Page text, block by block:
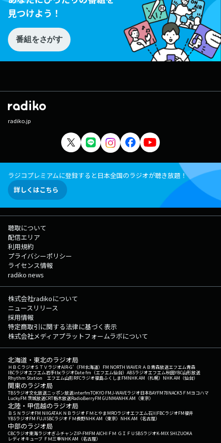
見つけよう！
番組をさがす
radiko.jp
ラジコプレミアムに登録すると日本全国のラジオが聴き放題！
詳しくはこちら
聴取について
配信エリア
利用規約
プライバシーポリシー
ライセンス情報
radiko news
株式会社radikoについて
ニュースリリース
採用情報
特定商取引に関する法律に基づく表示
株式会社メディアプラットフォームラボについて
北海道・東北のラジオ局
ＨＢＣラジオＳＴＶラジオAIR-G'（FM北海道） FM NORTH WAVEＲＡＢ青森放送エフエム青森
IBCラジオエフエム岩手tbcラジオDate fm（エフエム仙台） ABSラジオエフエム秋田YBC山形放送
Rhythm Station エフエム山形RFCラジオ福島ふくしまFMNHK AM（札幌） NHK AM（仙台）
関東のラジオ局
TBSラジオ文化放送ニッポン放送interfmTOKYO FMJ-WAVEラジオ日本BAYFM78NACK5 ＦＭヨコハマ
LuckyFM 茨城放送CRT栃木放送RadioBerryFM GUNMANHK AM（東京）
北陸・甲信越のラジオ局
ＢＳＮラジオFM NIIGATAＫＮＢラジオ ＦＭとやまMROラジオエフエム石川FBCラジオFM福井
YBSラジオFM FUJISBCラジオ ＦＭ長野NHK AM（東京） NHK AM（名古屋）
中部のラジオ局
CBCラジオ東海ラジオぎふチャンZIP-FMFM AICHI ＦＭ ＧＩＦＵ SBSラジオK-MIX SHIZUOKA
レディオキューブ ＦＭ三重NHK AM（名古屋）